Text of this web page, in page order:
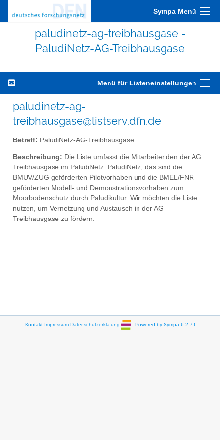
Sympa Menü
paludinetz-ag-treibhausgase -
PaludiNetz-AG-Treibhausgase
Menü für Listeneinstellungen
paludinetz-ag-
treibhausgase@listserv.dfn.de
Betreff: PaludiNetz-AG-Treibhausgase
Beschreibung: Die Liste umfasst die Mitarbeitenden der AG
Treibhausgase im PaludiNetz. PaludiNetz, das sind die
BMUV/ZUG geförderten Pilotvorhaben und die BMEL/FNR
geförderten Modell- und Demonstrationsvorhaben zum
Moorbodenschutz durch Paludikultur. Wir möchten die Liste
nutzen, um Vernetzung und Austausch in der AG
Treibhausgase zu fördern.
Kontakt Impressum Datenschutzerklärung Powered by Sympa 6.2.70